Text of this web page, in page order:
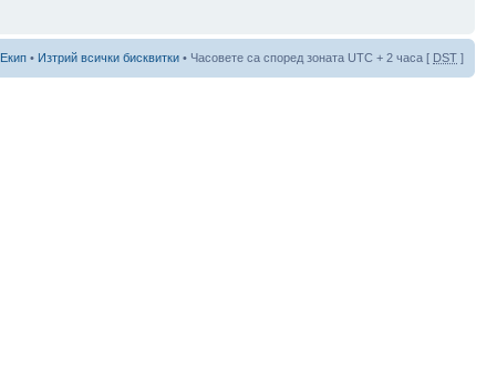
Екип • Изтрий всички бисквитки • Часовете са според зоната UTC + 2 часа [ DST ]